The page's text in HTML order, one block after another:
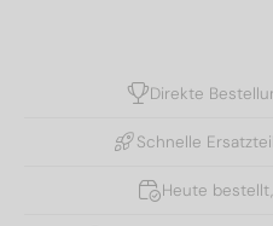
Direkte
Schnelle
Heute